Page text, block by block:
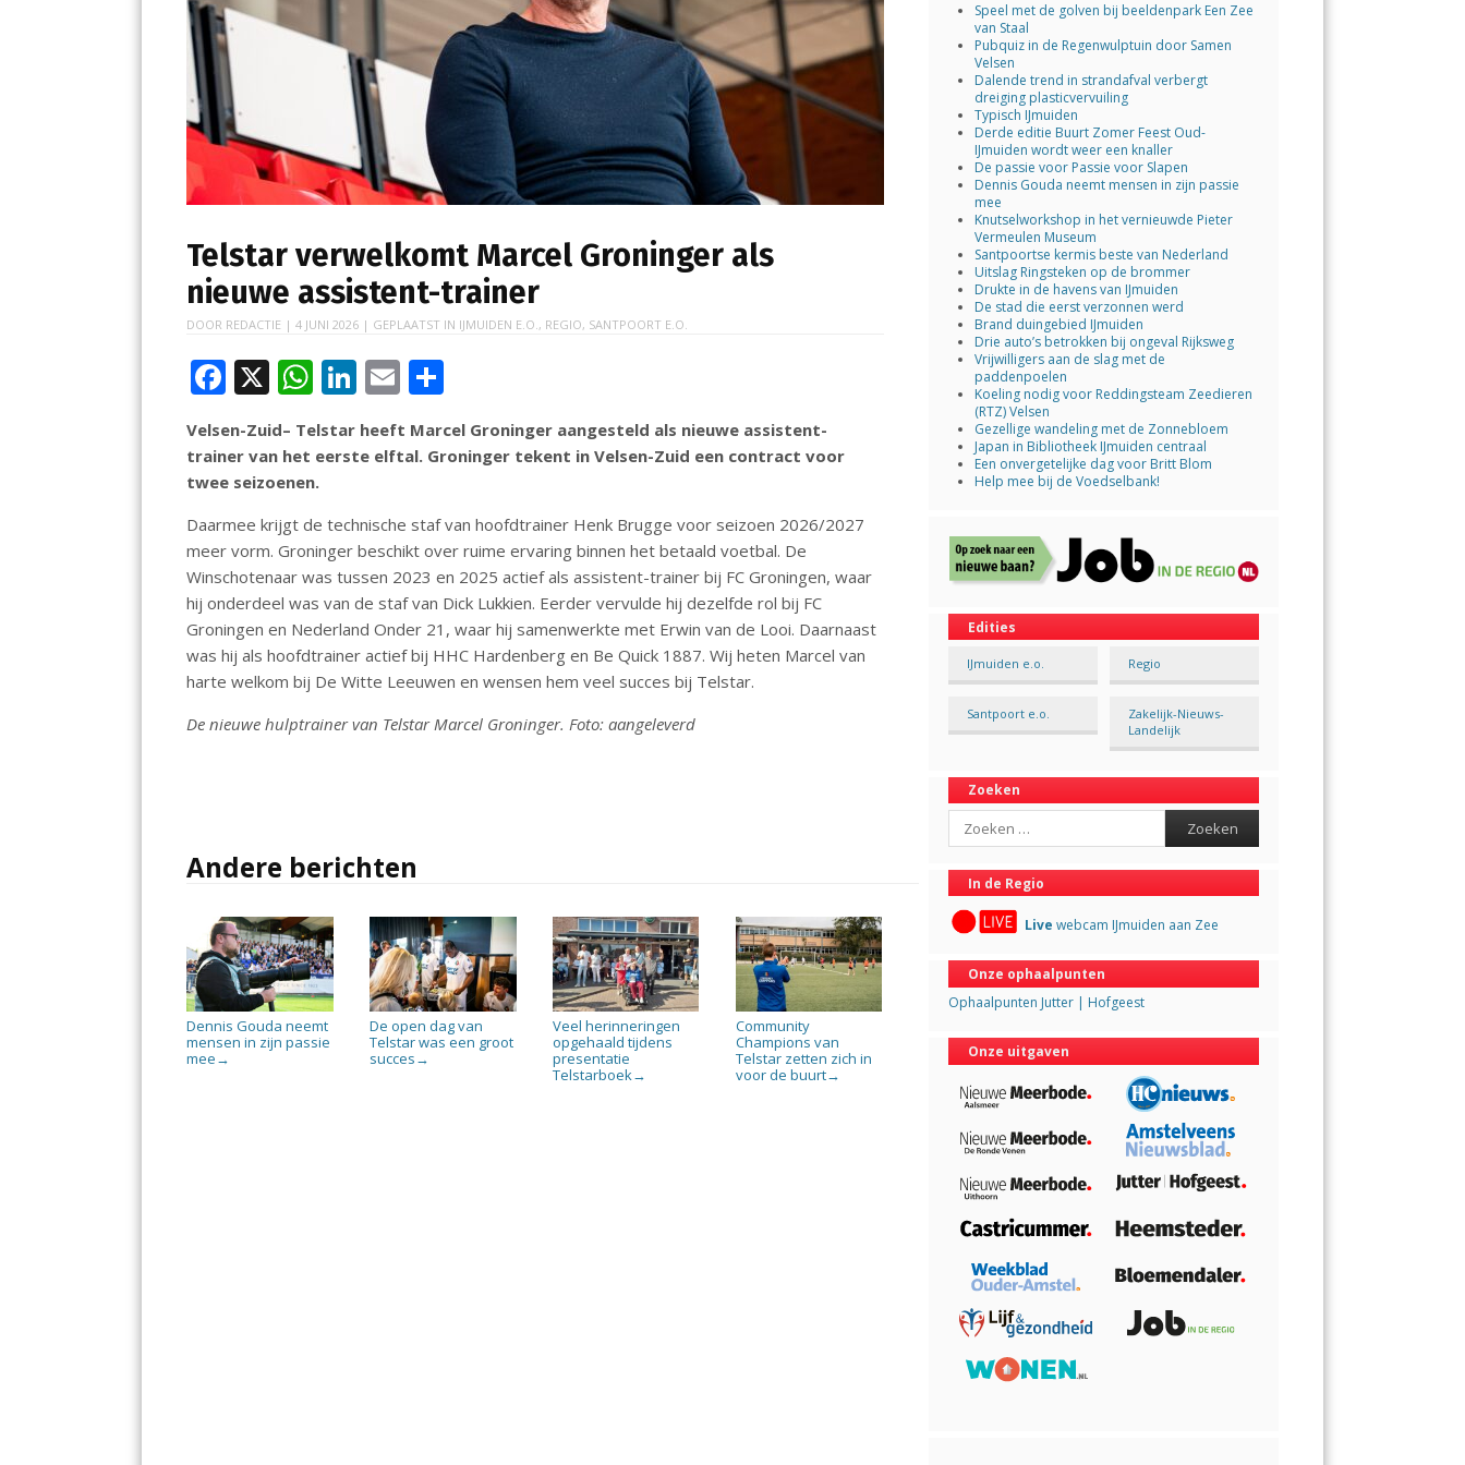
Telstar verwelkomt Marcel Groninger als
nieuwe assistent-trainer
DOOR REDACTIE |4 JUNI 2026 | GEPLAATST IN IJMUIDEN E.O., REGIO, SANTPOORT E.O.
F
ac
e
b
o
o
k
X W
h
at
s
A
p
p
Li
n
k
dI
n
E
m
ai e
Velsen-Zuid– Telstar heeft Marcel Groninger aangesteld als nieuwe assistent-
trainer van het eerste elftal. Groninger tekent in Velsen-Zuid een contract voor
twee seizoenen.
Daarmee krijgt de technische staf van hoofdtrainer Henk Brugge voor seizoen 2026/2027
meer vorm. Groninger beschikt over ruime ervaring binnen het betaald voetbal. De
Winschotenaar was tussen 2023 en 2025 actief als assistent-trainer bij FC Groningen, waar
hij onderdeel was van de staf van Dick Lukkien. Eerder vervulde hij dezelfde rol bij FC
Groningen en Nederland Onder 21, waar hij samenwerkte met Erwin van de Looi. Daarnaast
was hij als hoofdtrainer actief bij HHC Hardenberg en Be Quick 1887. Wij heten Marcel van
harte welkom bij De Witte Leeuwen en wensen hem veel succes bij Telstar.
De nieuwe hulptrainer van Telstar Marcel Groninger. Foto: aangeleverd
Andere berichten
Dennis Gouda neemt
mensen in zijn passie
mee →
De open dag van
Telstar was een groot
succes →
Veel herinneringen
opgehaald tijdens
presentatie
Telstarboek→
Community
Champions van
Telstar zetten zich in
voor de buurt→
Speel met de golven bij beeldenpark Een Zee
van Staal
Pubquiz in de Regenwulptuin door Samen
Velsen
Dalende trend in strandafval verbergt
dreiging plasticvervuiling
Typisch IJmuiden
Derde editie Buurt Zomer Feest Oud-
IJmuiden wordt weer een knaller
De passie voor Passie voor Slapen
Dennis Gouda neemt mensen in zijn passie
mee
Knutselworkshop in het vernieuwde Pieter
Vermeulen Museum
Santpoortse kermis beste van Nederland
Uitslag Ringsteken op de brommer
Drukte in de havens van IJmuiden
De stad die eerst verzonnen werd
Brand duingebied IJmuiden
Drie auto’s betrokken bij ongeval Rijksweg
Vrijwilligers aan de slag met de
paddenpoelen
Koeling nodig voor Reddingsteam Zeedieren
(RTZ) Velsen
Gezellige wandeling met de Zonnebloem
Japan in Bibliotheek IJmuiden centraal
Een onvergetelijke dag voor Britt Blom
Help mee bij de Voedselbank!
Edities
IJmuiden e.o. Regio
Santpoort e.o.
Zakelijk-Nieuws-
Landelijk
Zoeken
Search
In de Regio
Live webcam IJmuiden aan Zee
Onze ophaalpunten
Ophaalpunten Jutter | Hofgeest
Onze uitgaven